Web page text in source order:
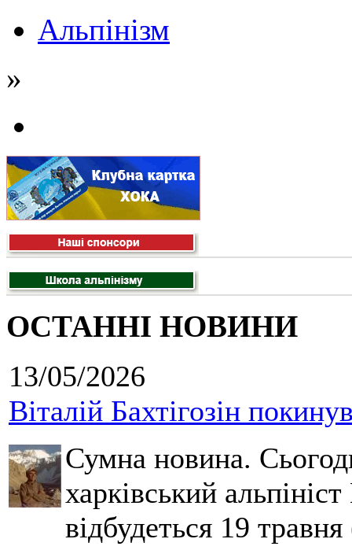
Альпінізм
»
ОСТАННІ НОВИНИ
13/05/2026
Віталій Бахтігозін
Сумна новина.
харківський
відбудеться 19